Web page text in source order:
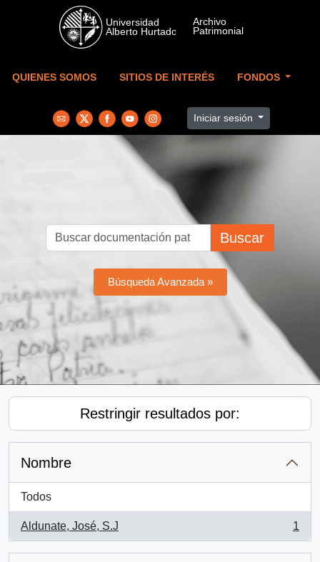
Skip to main content
QUIENES SOMOS SITIOS DE INTERÉS FONDOS
Iniciar sesión
Buscar
Búsqueda Avanzada »
Restringir resultados por:
Nombre
Todos
Aldunate, José, S.J
, 1 resultados
1